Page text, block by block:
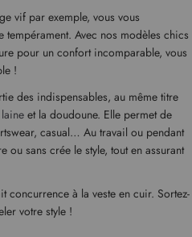
vif par exemple, vous vous
tempérament. Avec nos modèles chics
pour un confort incomparable, vous
!
des indispensables, au même titre
et la doudoune. Elle permet de
casual… Au travail ou pendant
sans crée le style, tout en assurant
concurrence à la veste en cuir. Sortez-
votre style !